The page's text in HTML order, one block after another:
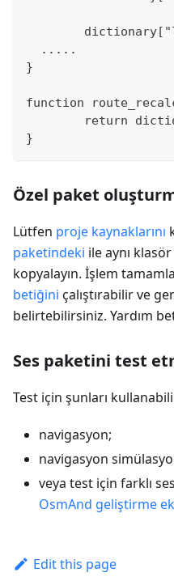
  .....
}
function
return
}
Özel paket
Lütfen proje kaynaklarını
paketindeki ile aynı klasör
kopyalayın. İşlem
betiğini çalıştırabilir ve
belirtebilirsiniz. Yardım
Ses paketini test
Test için şunları
navigasyon;
navigasyon
veya test için farklı
OsmAnd geliştirme
Edit this page